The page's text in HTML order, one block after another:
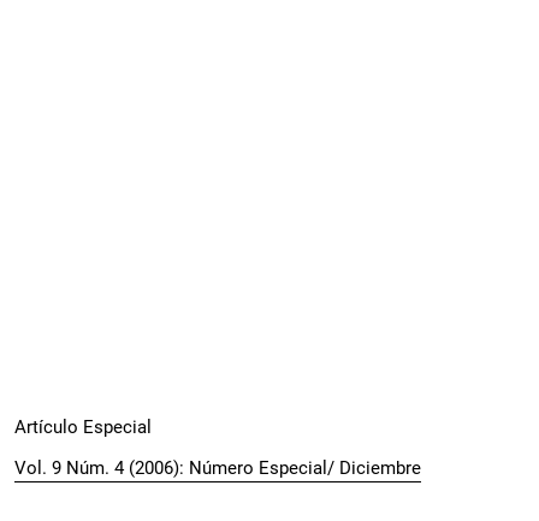
Artículo Especial
Vol. 9 Núm. 4 (2006): Número Especial/ Diciembre